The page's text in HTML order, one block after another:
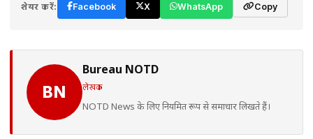
शेयर करें: Facebook X WhatsApp Copy
BN
Bureau NOTD
लेखक
NOTD News के लिए नियमित रूप से समाचार लिखते हैं।